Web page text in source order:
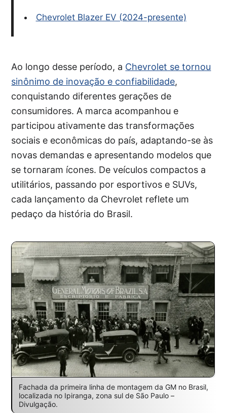
Chevrolet Blazer EV (2024-presente)
Ao longo desse período, a Chevrolet se tornou
sinônimo de inovação e confiabilidade,
conquistando diferentes gerações de
consumidores. A marca acompanhou e
participou ativamente das transformações
sociais e econômicas do país, adaptando-se às
novas demandas e apresentando modelos que
se tornaram ícones. De veículos compactos a
utilitários, passando por esportivos e SUVs,
cada lançamento da Chevrolet reflete um
pedaço da história do Brasil.
Fachada da primeira linha de montagem da GM no Brasil,
localizada no Ipiranga, zona sul de São Paulo –
Divulgação.